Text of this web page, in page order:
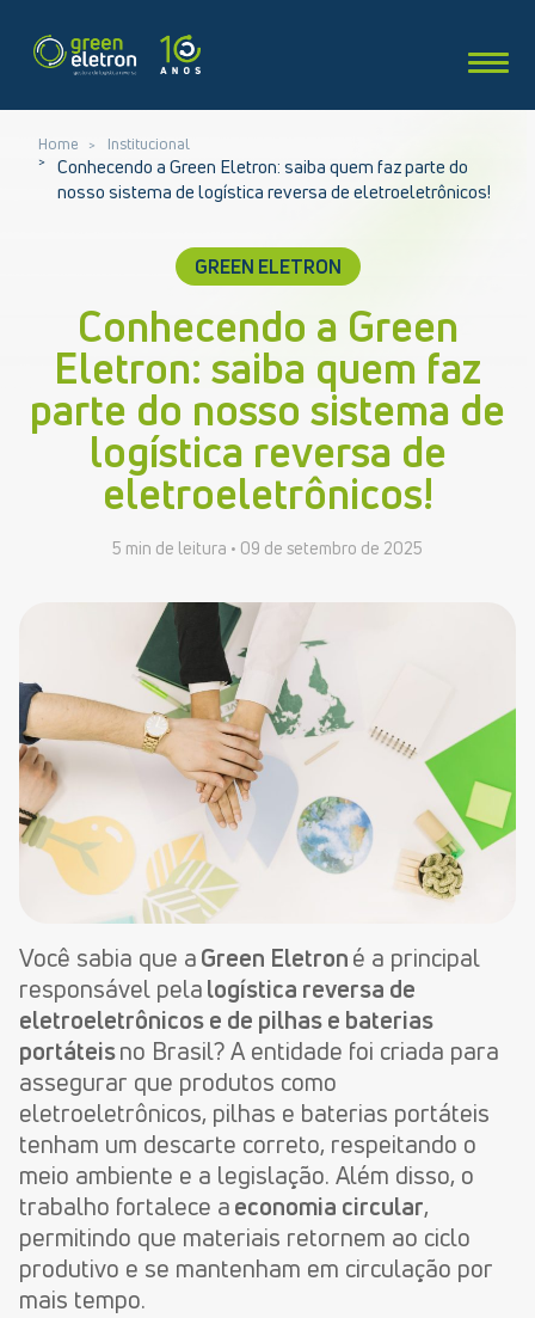
Home Institucional
Conhecendo a Green Eletron: saiba quem faz parte do
nosso sistema de logística reversa de eletroeletrônicos!
GREEN ELETRON
Conhecendo a Green
Eletron: saiba quem faz
parte do nosso sistema de
logística reversa de
eletroeletrônicos!
5 min de leitura • 09 de setembro de 2025
Você sabia que aGreen Eletroné a principal
responsável pelalogística reversa de
eletroeletrônicos e de pilhas e baterias
portáteisno Brasil? A entidade foi criada para
assegurar que produtos como
eletroeletrônicos, pilhas e baterias portáteis
tenham um descarte correto, respeitando o
meio ambiente e a legislação. Além disso, o
trabalho fortalece aeconomia circular,
permitindo que materiais retornem ao ciclo
produtivo e se mantenham em circulação por
mais tempo.